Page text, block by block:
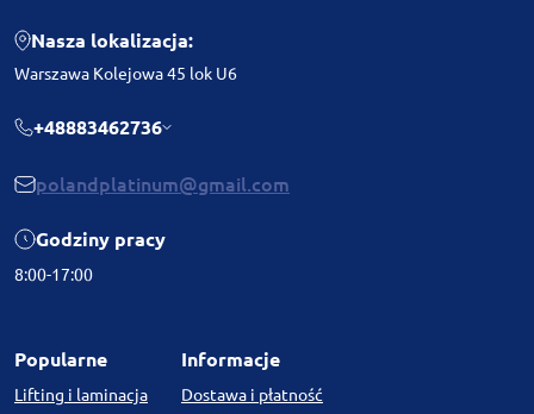
Nasza lokalizacja:
Warszawa Kolejowa 45 lok U6
+48883462736
polandplatinum@gmail.com
Godziny pracy
8:00-17:00
Popularne
Lifting i laminacja
Informacje
Dostawa i płatność